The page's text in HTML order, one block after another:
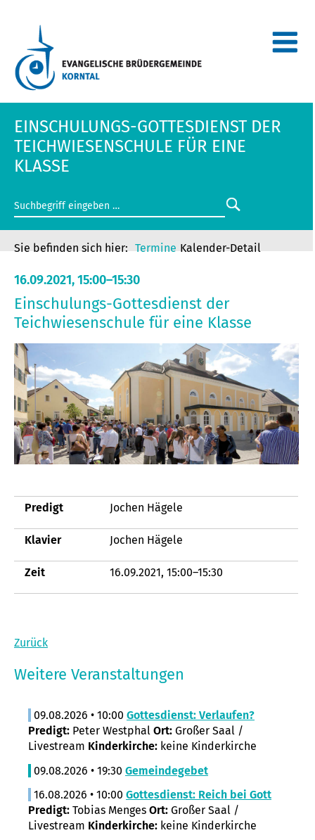
EINSCHULUNGS-GOTTESDIENST DER
TEICHWIESENSCHULE FÜR EINE
KLASSE
Termine Kalender-Detail
16.09.2021, 15:00–15:30
Einschulungs-Gottesdienst der
Teichwiesenschule für eine Klasse
Predigt Jochen Hägele
Klavier Jochen Hägele
Zeit 16.09.2021, 15:00–15:30
Zurück
Weitere Veranstaltungen
09.08.2026 • 10:00 Gottesdienst: Verlaufen?
Predigt: Peter Westphal Ort: Großer Saal /
Livestream Kinderkirche: keine Kinderkirche
09.08.2026 • 19:30 Gemeindegebet
16.08.2026 • 10:00 Gottesdienst: Reich bei Gott
Predigt: Tobias Menges Ort: Großer Saal /
Livestream Kinderkirche: keine Kinderkirche